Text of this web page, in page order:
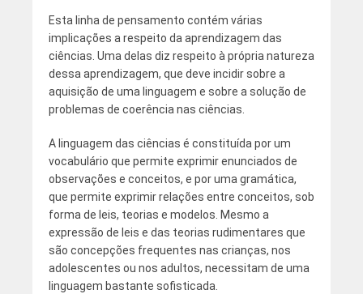
Esta linha de pensamento contém várias
implicações a respeito da aprendizagem das
ciências. Uma delas diz respeito à própria natureza
dessa aprendizagem, que deve incidir sobre a
aquisição de uma linguagem e sobre a solução de
problemas de coerência nas ciências.
A linguagem das ciências é constituída por um
vocabulário que permite exprimir enunciados de
observações e conceitos, e por uma gramática,
que permite exprimir relações entre conceitos, sob
forma de leis, teorias e modelos. Mesmo a
expressão de leis e das teorias rudimentares que
são concepções frequentes nas crianças, nos
adolescentes ou nos adultos, necessitam de uma
linguagem bastante sofisticada.